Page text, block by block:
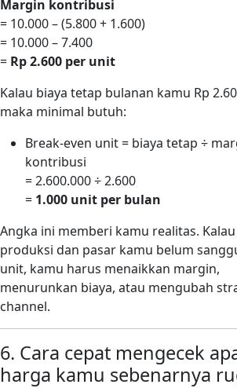
Margin kontribusi
= 10.000 – (5.800 + 1.600)
= 10.000 – 7.400
= Rp 2.600 per unit
Kalau biaya tetap bulanan kamu Rp
maka minimal butuh:
Break-even unit = biaya tetap ÷
kontribusi
= 2.600.000 ÷ 2.600
= 1.000 unit per bulan
Angka ini memberi kamu realitas.
produksi dan pasar kamu belum
unit, kamu harus menaikkan margin,
menurunkan biaya, atau mengubah
channel.
6. Cara cepat mengecek
harga kamu sebenarnya